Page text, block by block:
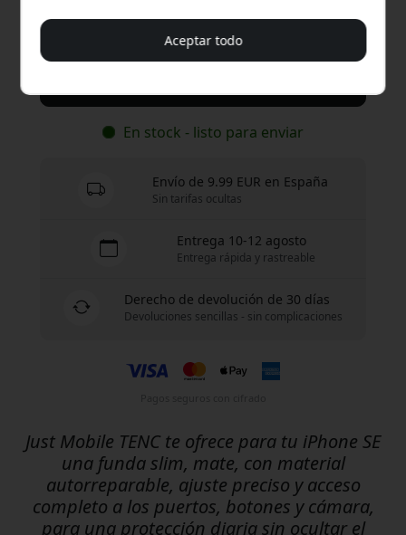
9.99 EUR
En stock - listo para enviar
Envío de 9.99 EUR en España
Sin tarifas ocultas
Entrega 10-12 agosto
Entrega rápida y rastreable
Derecho de devolución de 30 días
Devoluciones sencillas - sin complicaciones
Just Mobile TENC te ofrece para tu iPhone SE
una funda slim, mate, con material
autorreparable, ajuste preciso y acceso
completo a los puertos, botones y cámara,
para una protección diaria sin ocultar el
Aceptar todo